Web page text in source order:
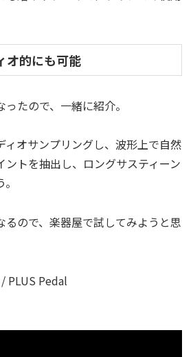
オ的にも可能
たので、一緒に紹介。
ィオサンプリングし、波形上で自然
ントを抽出し、ロングサスティーン
るので、楽器屋で試してみようと思
PLUS Pedal